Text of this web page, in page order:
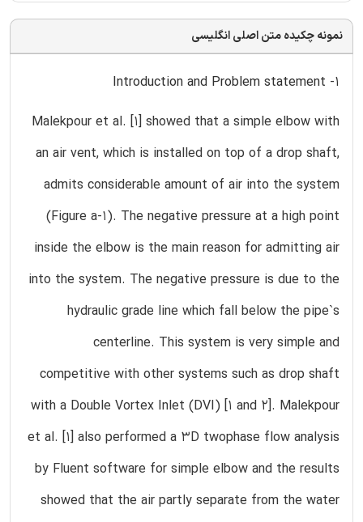
نمونه چکیده متن اصلی انگلیسی
1- Introduction and Problem statement
Malekpour et al. [1] showed that a simple elbow with
an air vent, which is installed on top of a drop shaft,
admits considerable amount of air into the system
(Figure a-1). The negative pressure at a high point
inside the elbow is the main reason for admitting air
into the system. The negative pressure is due to the
hydraulic grade line which fall below the pipe`s
centerline. This system is very simple and
competitive with other systems such as drop shaft
with a Double Vortex Inlet (DVI) [1 and 2]. Malekpour
et al. [1] also performed a 3D twophase flow analysis
by Fluent software for simple elbow and the results
showed that the air partly separate from the water